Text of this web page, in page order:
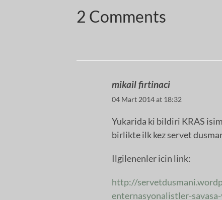
2 Comments
mikail firtinaci
04 Mart 2014 at 18:32
Yukarida ki bildiri KRAS
birlikte ilk kez servet
Ilgilenenler icin link:
http://
enternasyonalistler-